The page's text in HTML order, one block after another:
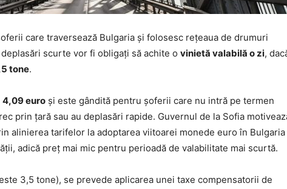
care traversează Bulgaria și folosesc rețeaua de drumuri
scurte vor fi obligați să achite o vinietă valabilă o zi,
tone.
4,09 euro și este gândită pentru șoferii care nu intră pe termen
prin țară sau au deplasări rapide. Guvernul de la Sofia
alinierea tarifelor la adoptarea viitoarei monede euro în Bulgaria
adică preț mai mic pentru perioadă de valabilitate mai scurtă.
3,5 tone), se prevede aplicarea unei taxe compensatorii de